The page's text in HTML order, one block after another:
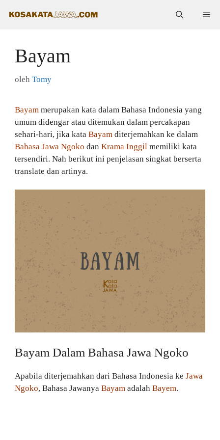
Bayam
oleh Tomy
Bayam merupakan kata dalam Bahasa Indonesia yang
umum didengar atau ditemukan dalam percakapan
sehari-hari, jika kata Bayam diterjemahkan ke dalam
Bahasa Jawa Ngoko dan Krama Inggil memiliki kata
tersendiri. Nah berikut ini penjelasan singkat berserta
translate dan artinya.
Bayam Dalam Bahasa Jawa Ngoko
Apabila diterjemahkan dari Bahasa Indonesia ke Jawa
Ngoko, Bahasa Jawanya Bayam adalah Bayem.